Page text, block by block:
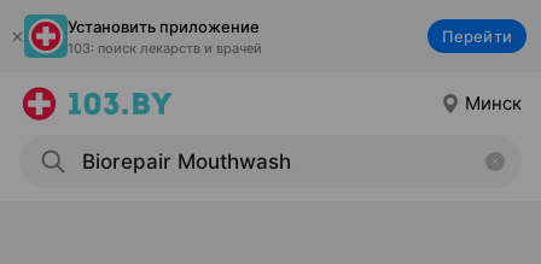
Установить приложение
103: поиск лекарств и врачей
Перейти
Минск